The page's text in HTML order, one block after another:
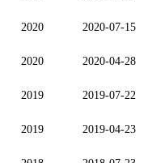
2020 2020-07-15
2020 2020-04-28
2019 2019-07-22
2019 2019-04-23